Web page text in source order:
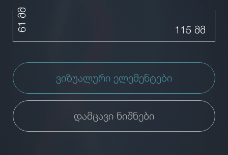
61 მმ 115 მმ
ვიზუალური ელემენტები
დამცავი ნიშნები